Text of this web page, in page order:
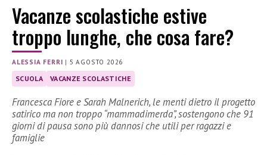
Vacanze scolastiche estive
troppo lunghe, che cosa fare?
ALESSIA FERRI | 5 AGOSTO 2026
SCUOLA VACANZE SCOLASTICHE
Francesca Fiore e Sarah Malnerich, le menti dietro il progetto
satirico ma non troppo “mammadimerda”, sostengono che 91
giorni di pausa sono più dannosi che utili per ragazzi e
famiglie